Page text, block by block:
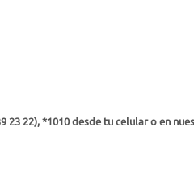
23 22), *1010 desde tu celular o en